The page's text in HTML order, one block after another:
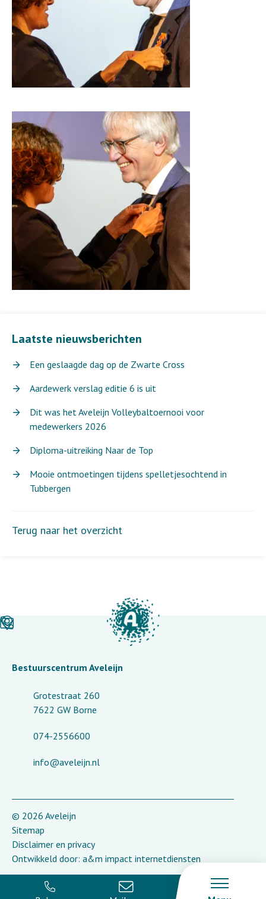
Laatste nieuwsberichten
Een geslaagde dag op de Zwarte Cross
Aardewerk verslag editie 6 is uit
Dit was het Aveleijn Volleybaltoernooi voor
medewerkers 2026
Diploma-uitreiking Naar de Top
Mooie ontmoetingen tijdens spelletjesochtend in
Tubbergen
Terug naar het overzicht
Bestuurscentrum Aveleijn
Grotestraat 260
7622 GW Borne
074-2556600
info@aveleijn.nl
© 2026 Aveleijn
Sitemap
Disclaimer en privacy
Ontwikkeld door: a&m impact internetdiensten